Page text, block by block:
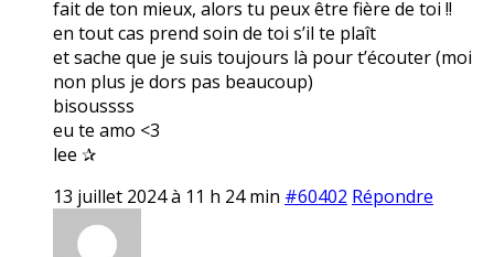
fait de ton mieux, alors tu peux être fière de toi !!
en tout cas prend soin de toi s’il te plaît
et sache que je suis toujours là pour t’écouter (moi
non plus je dors pas beaucoup)
bisoussss
eu te amo <3
lee ✰
13 juillet 2024 à 11 h 24 min #60402 Répondre